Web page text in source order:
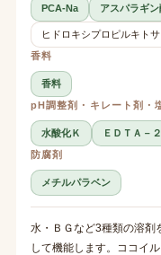
PCA-Na アスパラギ
ヒドロキシプロピルキトサ
香料
香料
pH調整剤・キレート剤・
水酸化Ｋ
ＥＤＴＡ－
防腐剤
メチルパラベン
水・ＢＧなど3種類の溶剤
して機能します。ココイ